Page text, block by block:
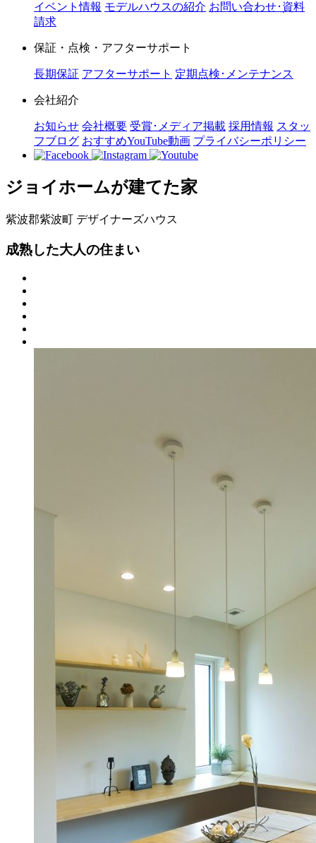
イベント情報 モデルハウスの紹介 お問い合わせ･資料
請求
保証・点検・アフターサポート
長期保証 アフターサポート 定期点検･メンテナンス
会社紹介
お知らせ 会社概要 受賞･メディア掲載 採用情報 スタッ
フブログ おすすめYouTube動画 プライバシーポリシー
ジョイホームが建てた家
紫波郡紫波町 デザイナーズハウス
成熟した大人の住まい